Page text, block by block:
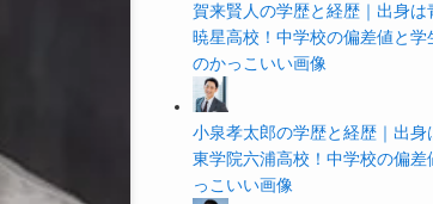
賀来賢人の学歴と経歴｜出身は
暁星高校！中学校の偏差値と学
のかっこいい画像
小泉孝太郎の学歴と経歴｜出身
東学院六浦高校！中学校の偏差
っこいい画像